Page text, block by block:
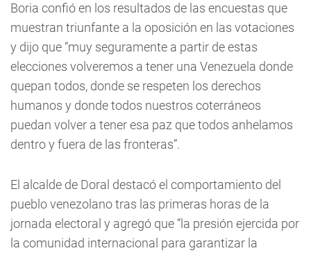
Boria confió en los resultados de las encuestas que
muestran triunfante a la oposición en las votaciones
y dijo que “muy seguramente a partir de estas
elecciones volveremos a tener una Venezuela donde
quepan todos, donde se respeten los derechos
humanos y donde todos nuestros coterráneos
puedan volver a tener esa paz que todos anhelamos
dentro y fuera de las fronteras”.
El alcalde de Doral destacó el comportamiento del
pueblo venezolano tras las primeras horas de la
jornada electoral y agregó que “la presión ejercida por
la comunidad internacional para garantizar la